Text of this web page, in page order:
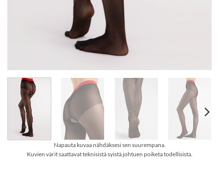
Napauta kuvaa nähdäksesi sen suurempana.
Kuvien värit saattavat teknisistä syistä johtuen poiketa todellisista.